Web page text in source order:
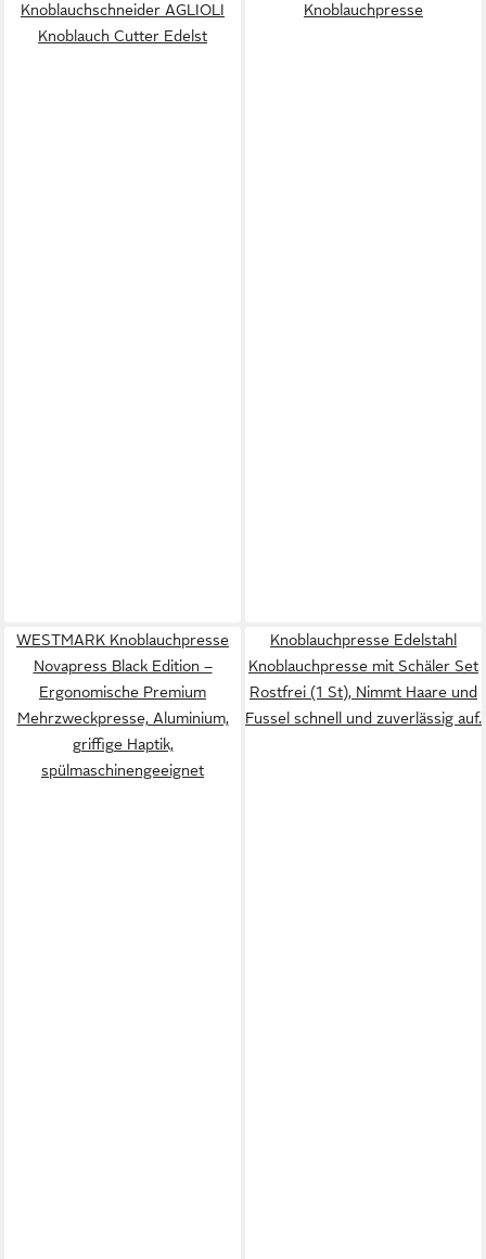
Knoblauchschneider AGLIOLI
Knoblauch Cutter Edelst
Knoblauchpresse
WESTMARK Knoblauchpresse
Novapress Black Edition –
Ergonomische Premium
Mehrzweckpresse, Aluminium,
griffige Haptik,
spülmaschinengeeignet
Knoblauchpresse Edelstahl
Knoblauchpresse mit Schäler Set
Rostfrei (1 St), Nimmt Haare und
Fussel schnell und zuverlässig auf.